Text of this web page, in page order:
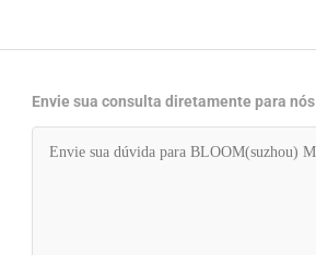
Envie sua consulta diretamente para nós